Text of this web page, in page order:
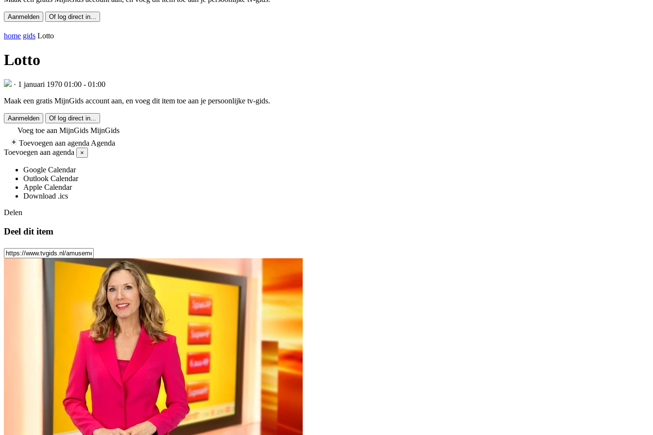
Aanmelden Of log direct in...
home gids Lotto
Lotto
· 1 januari 1970 01:00 - 01:00
Maak een gratis MijnGids account aan, en voeg dit item toe aan je persoonlijke tv-gids.
Aanmelden Of log direct in...
Voeg toe aan MijnGids MijnGids
Toevoegen aan agenda Agenda
Toevoegen aan agenda
×
Google Calendar
Outlook Calendar
Apple Calendar
Download .ics
Delen
Deel dit item